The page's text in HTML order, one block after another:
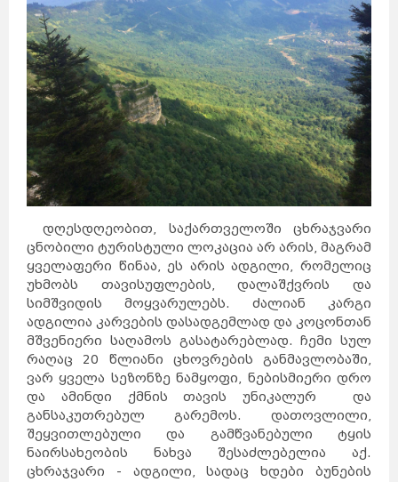
დღესდღეობით, საქართველოში ცხრაჯვარი
ცნობილი ტურისტული ლოკაცია არ არის, მაგრამ
ყველაფერი წინაა, ეს არის ადგილი, რომელიც
უხმობს თავისუფლების, დალაშქვრის და
სიმშვიდის მოყვარულებს. ძალიან კარგი
ადგილია კარვების დასადგემლად და კოცონთან
მშვენიერი საღამოს გასატარებლად. ჩემი სულ
რაღაც 20 წლიანი ცხოვრების განმავლობაში,
ვარ ყველა სეზონზე ნამყოფი, ნებისმიერი დრო
და ამინდი ქმნის თავის უნიკალურ და
განსაკუთრებულ გარემოს. დათოვლილი,
შეყვითლებული და გამწვანებული ტყის
ნაირსახეობის ნახვა შესაძლებელია აქ.
ცხრაჯვარი - ადგილი, სადაც ხდები ბუნების